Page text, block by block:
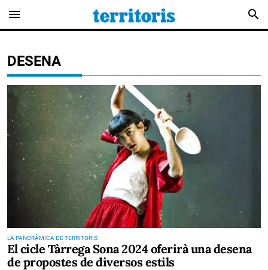
menu search
DESENA
LA PANORÀMICA DE TERRITORIS
El cicle Tàrrega Sona 2024 oferirà una desena
de propostes de diversos estils